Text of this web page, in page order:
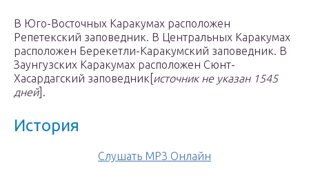
В Юго-Восточных Каракумах расположен
Репетекский заповедник. В Центральных Каракумах
расположен Берекетли-Каракумский заповедник. В
Заунгузских Каракумах расположен Сюнт-
Хасардагский заповедник[ источник не указан 1545
дней].
История
Слушать MP3 Онлайн